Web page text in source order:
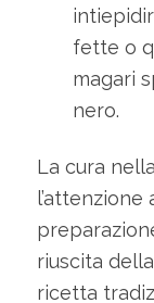
fette o
magari
nero.
La cura
riuscita
ricetta